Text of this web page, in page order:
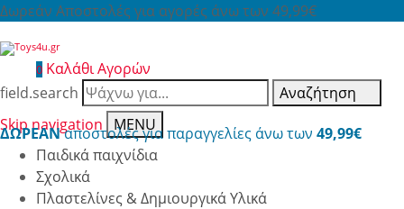
Δωρεάν Αποστολές για αγορές άνω των 49,99€
0 Καλάθι Αγορών
field.search
Αναζήτηση
Skip navigation
MENU
ΔΩΡΕΑΝαποστολές για παραγγελίες άνω των 49,99€
Παιδικά παιχνίδια
Σχολικά
Πλαστελίνες & Δημιουργικά Υλικά